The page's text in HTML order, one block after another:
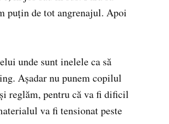
puțin de tot angrenajul. Apoi
unde sunt inelele ca să
Așadar nu punem copilul
reglăm, pentru că va fi dificil
va fi tensionat peste